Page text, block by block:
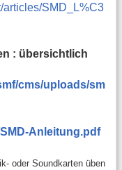
articles/SMD_L%C3
: übersichtlich
cms/uploads/sm
Anleitung.pdf
oder Soundkarten üben